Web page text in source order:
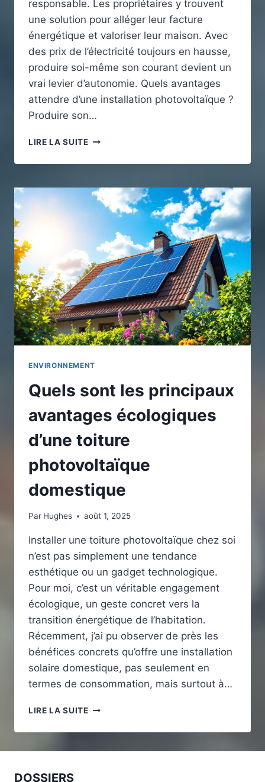
responsable. Les propriétaires y trouvent
une solution pour alléger leur facture
énergétique et valoriser leur maison. Avec
des prix de l’électricité toujours en hausse,
produire soi-même son courant devient un
vrai levier d’autonomie. Quels avantages
attendre d’une installation photovoltaïque ?
Produire son…
LIRE LA SUITECE
VOUS
SAVOIR
AVANT
D’INVESTIR
INSTALLATION
PHOTOVOLTAÏQUE
ENVIRONNEMENT
Quels sont les principaux
avantages écologiques
d’une toiture
photovoltaïque
domestique
Par Hughes août 1, 2025
Installer une toiture photovoltaïque chez soi
n’est pas simplement une tendance
esthétique ou un gadget technologique.
Pour moi, c’est un véritable engagement
écologique, un geste concret vers la
transition énergétique de l’habitation.
Récemment, j’ai pu observer de près les
bénéfices concrets qu’offre une installation
solaire domestique, pas seulement en
termes de consommation, mais surtout à…
LIRE LA SUITEQUELS
LES
DOSSIERS